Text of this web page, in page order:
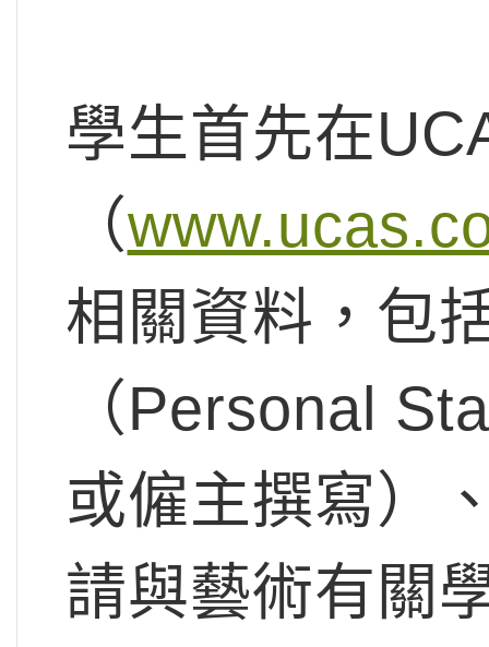
學生首先在
（
相關資料，包
（Personal
或僱主撰寫）
請與藝術有關